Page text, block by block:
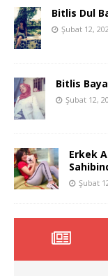
Bitlis Dul
Şubat 12,
Bitlis
Şubat 12,
Erkek
Şubat